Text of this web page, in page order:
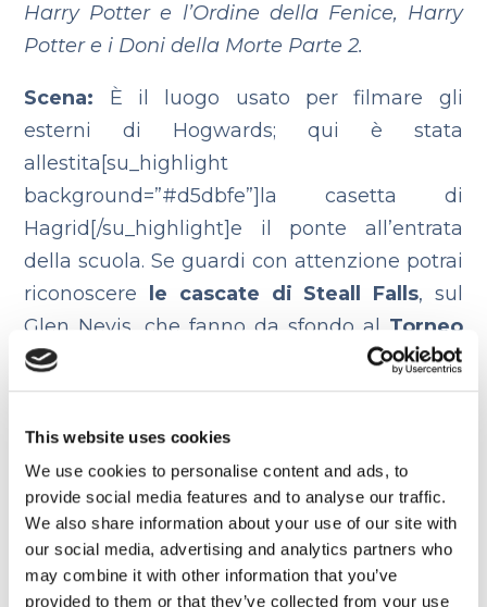
This website uses cookies
We use cookies to personalise content and ads, to
provide social media features and to analyse our traffic.
We also share information about your use of our site with
our social media, advertising and analytics partners who
may combine it with other information that you’ve
provided to them or that they’ve collected from your use
Harry Potter e l’Ordine della Fenice, Harry
Potter e i Doni della Morte Parte 2.
Scena: È il luogo usato per filmare gli
esterni di Hogwards; qui è stata
allestita[su_highlight
background=”#d5dbfe”]la casetta di
Hagrid[/su_highlight]e il ponte all’entrata
della scuola. Se guardi con attenzione potrai
riconoscere
le cascate di Steall Falls, sul
Glen Nevis, che fanno da sfondo al Torneo
Tri-Wizard
Harry Potter e il Calice di
Fuoco.
Curiosità: Nella tradizione scozzese il luogo
è conosciuto come“la valle delle lacrime”.
Prezzo: Gratuito